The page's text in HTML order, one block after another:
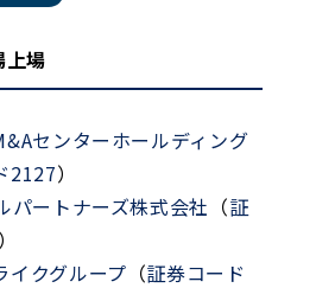
上場
センターホールディング
2127）
パートナーズ株式会社 （証
）
イクグループ （証券コード